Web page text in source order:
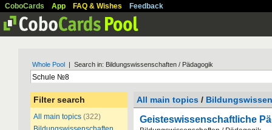
CoboCards App FAQ & Wishes Feedback
Whole Pool | Search in: Bildungswissenschaften / Pädagogik
Filter search
All main topics (322)
All main topics /
Geisteswissenschaftliche